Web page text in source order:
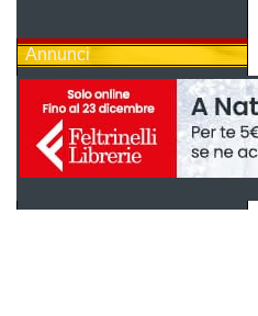
Annunci